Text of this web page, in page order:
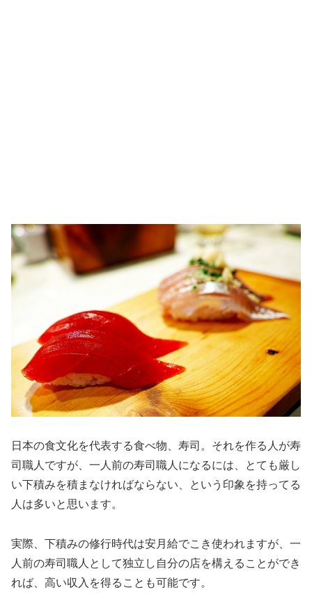
日本の食文化を代表する食べ物、寿司。それを作る人が寿
司職人ですが、一人前の寿司職人になるには、とても厳し
い下積みを積まなければならない、という印象を持ってる
人は多いと思います。
実際、下積みの修行時代は安月給でこき使われますが、一
人前の寿司職人として独立し自分の店を構えることができ
れば、高い収入を得ることも可能です。